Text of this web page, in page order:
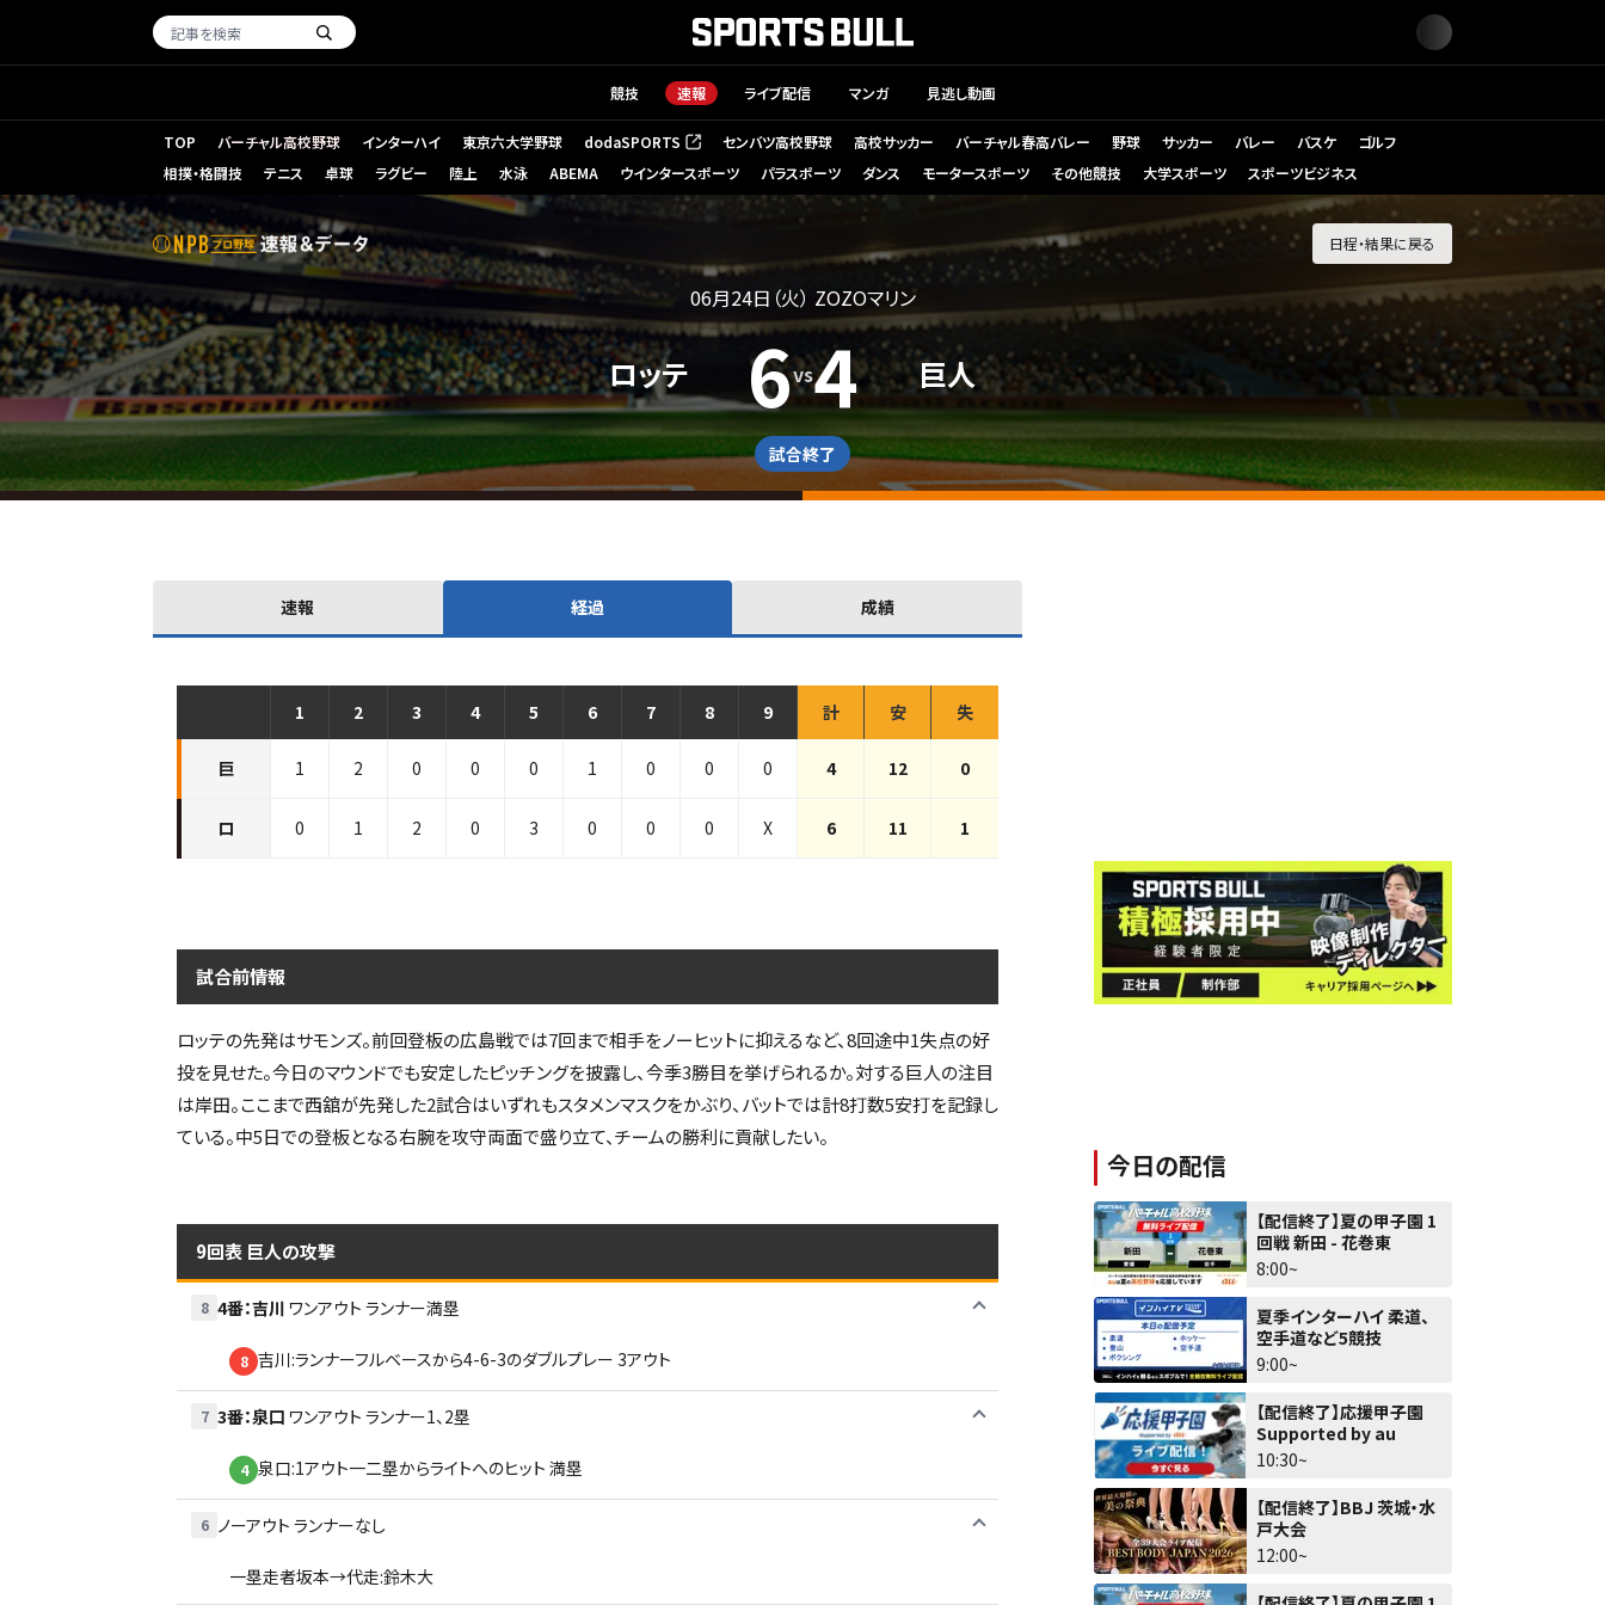
競技 速報 ライブ配信 マンガ 見逃し動画
TOP バーチャル高校野球 インターハイ 東京六大学野球 dodaSPORTS
（新しいタブで開く） センバツ高校野球 高校サッカー バーチャル春高バレー 野球 サッカー バレー バスケ
ゴルフ
相撲・格闘技
テニス 卓球 ラグビー 陸上 水泳 ABEMA ウインタースポーツ パラスポーツ ダンス モータースポーツ その他競技 大学スポーツ スポーツビジネス
日程・結果に戻る
06月24日（火） ZOZOマリン
ロッテ 6vs4 巨人
試合終了
速報 経過 成績
1 2 3 4 5 6 7 8 9 計 安 失
巨 1 2 0 0 0 1 0 0 0 4 12 0
ロ 0 1 2 0 3 0 0 0 X 6 11 1
試合前情報
ロッテの先発はサモンズ。前回登板の広島戦では7回まで相手をノーヒットに抑えるなど、8回途中1失点の好
投を見せた。今日のマウンドでも安定したピッチングを披露し、今季3勝目を挙げられるか。対する巨人の注目
は岸田。ここまで西舘が先発した2試合はいずれもスタメンマスクをかぶり、バットでは計8打数5安打を記録し
ている。中5日での登板となる右腕を攻守両面で盛り立て、チームの勝利に貢献したい。
9回表 巨人の攻撃
8 4番：吉川 ワンアウト ランナー満塁
8 吉川:ランナーフルベースから4-6-3のダブルプレー 3アウト
7 3番：泉口 ワンアウト ランナー1、2塁
4 泉口:1アウト一二塁からライトへのヒット 満塁
6 ノーアウト ランナーなし
一塁走者坂本→代走:鈴木大
今日の配信
【配信終了】夏の甲子園 1
回戦 新田 - 花巻東
8:00~
夏季インターハイ 柔道、
空手道など5競技
9:00~
【配信終了】応援甲子園
Supported by au
10:30~
【配信終了】BBJ 茨城・水
戸大会
12:00~